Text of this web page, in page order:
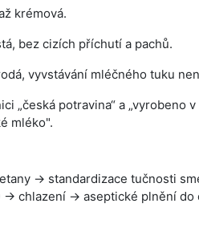
krémová.
bez cizích příchutí a pachů.
vyvstávání mléčného tuku
„česká potravina“ a
mléko".
→ standardizace tučnosti
→ chlazení → aseptické plnění